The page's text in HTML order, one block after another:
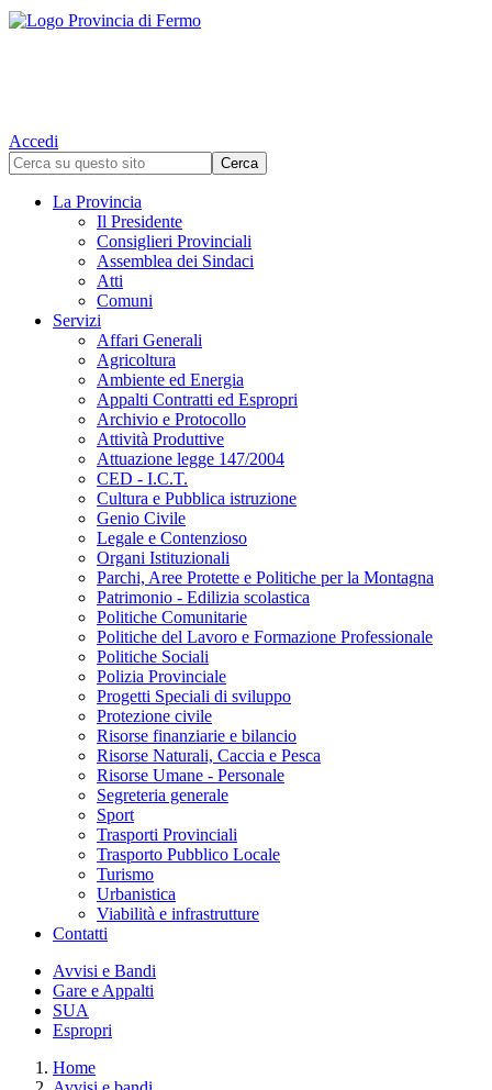
Accedi
La Provincia
Il Presidente
Consiglieri Provinciali
Assemblea dei Sindaci
Atti
Comuni
Servizi
Affari Generali
Agricoltura
Ambiente ed Energia
Appalti Contratti ed Espropri
Archivio e Protocollo
Attività Produttive
Attuazione legge 147/2004
CED - I.C.T.
Cultura e Pubblica istruzione
Genio Civile
Legale e Contenzioso
Organi Istituzionali
Parchi, Aree Protette e Politiche per la Montagna
Patrimonio - Edilizia scolastica
Politiche Comunitarie
Politiche del Lavoro e Formazione Professionale
Politiche Sociali
Polizia Provinciale
Progetti Speciali di sviluppo
Protezione civile
Risorse finanziarie e bilancio
Risorse Naturali, Caccia e Pesca
Risorse Umane - Personale
Segreteria generale
Sport
Trasporti Provinciali
Trasporto Pubblico Locale
Turismo
Urbanistica
Viabilità e infrastrutture
Contatti
Avvisi e Bandi
Gare e Appalti
SUA
Espropri
Home